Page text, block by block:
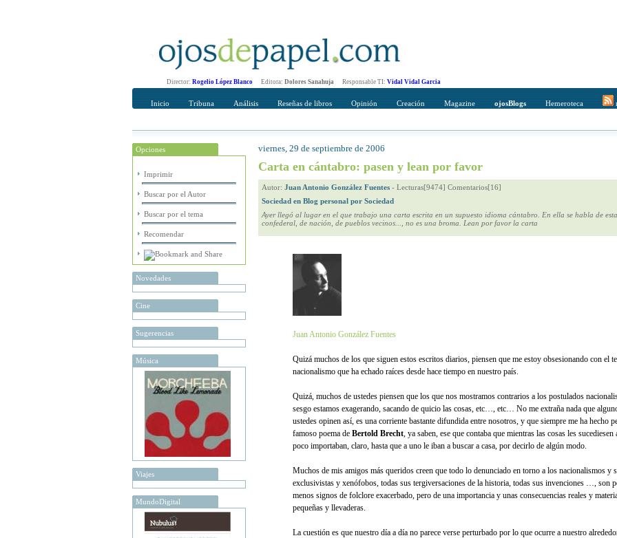
Director: Rogelio López Blanco Editora: Dolores Sanahuja Responsable TI: Vidal Vidal Garcia
Inicio Tribuna Análisis Reseñas de libros Opinión Creación Magazine ojosBlogs Hemeroteca
Opciones
Imprimir
Buscar por el Autor
Buscar por el tema
Recomendar
Novedades
Cine
Sugerencias
Música
Viajes
MundoDigital
Recomendar
Su nombre Completo
viernes, 29 de septiembre de 2006
Carta en cántabro: pasen y lean por favor
Autor: Juan Antonio González Fuentes - Lecturas[9474] Comentarios[16]
Sociedad en Blog personal por Sociedad
Ayer llegó al lugar en el que trabajo una carta escrita en un supuesto idioma cántabro. En ella se habla de
confederal, de nación, de pueblos vecinos..., no es una broma. Lean por favor la carta
Juan Antonio González Fuentes
Quizá muchos de los que siguen estos escritos diarios, piensen que me estoy obsesionando con el
nacionalismo que ha echado raíces desde hace tiempo en nuestro país.
Quizá, muchos de ustedes piensen que los que nos mostramos contrarios a los postulados
sesgo estamos exagerando, sacando de quicio las cosas, etc…, etc… No me extraña nada que
ustedes opinen así, es una corriente bastante difundida entre nosotros, y que siempre me ha hecho
famoso poema de Bertold Brecht, ya saben, ese que contaba que mientras las cosas les sucediesen
poco importaban, claro, hasta que a uno le iban a buscar a casa, por decirlo de algún modo.
Muchos de mis amigos más queridos creen que todo lo denunciado en torno a los nacionalismos y
exclusivistas y xenófobos, todas sus tergiversaciones de la historia, todas sus invenciones …, son
menos signos de folclore exacerbado, pero de una importancia y unas consecuencias reales y
pequeñas y llevaderas.
La cuestión es que nuestro día a día no parece verse perturbado por lo que ocurre a nuestro